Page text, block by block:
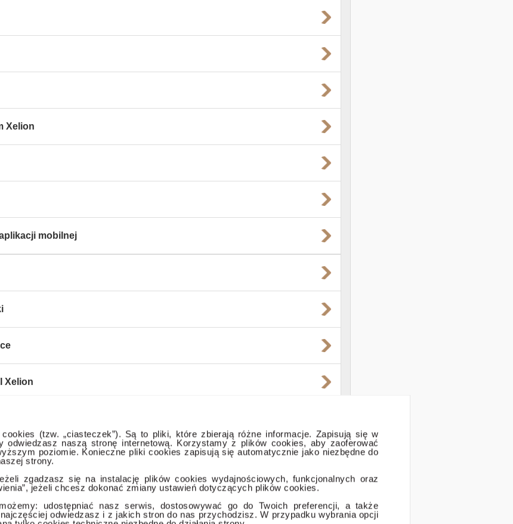
(tzw. „ciasteczek”). Są to pliki, które zbierają różne informacje. Zapisują się w
odwiedzasz naszą stronę internetową. Korzystamy z plików cookies, aby zaoferować
poziomie. Konieczne pliki cookies zapisują się automatycznie jako niezbędne do
strony.
zgadzasz się na instalację plików cookies wydajnościowych, funkcjonalnych oraz
jeżeli chcesz dokonać zmiany ustawień dotyczących plików cookies.
udostępniać nasz serwis, dostosowywać go do Twoich preferencji, a także
odwiedzasz i z jakich stron do nas przychodzisz. W przypadku wybrania opcji
Xelion
mobilnej
Xelion